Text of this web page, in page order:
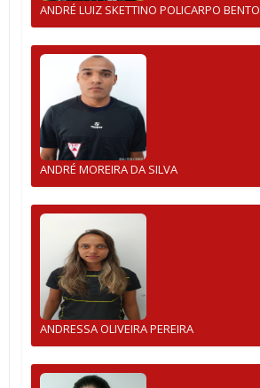
ANDRÉ LUIZ SKETTINO POLICARPO BENTO
ANDRÉ MOREIRA DA SILVA
ANDRESSA OLIVEIRA PEREIRA